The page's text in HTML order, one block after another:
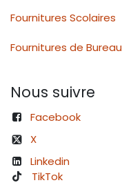
Fournitures Scolaires
Fournitures de Bureau
Nous suivre
Facebook
X
Linkedin
TikTok